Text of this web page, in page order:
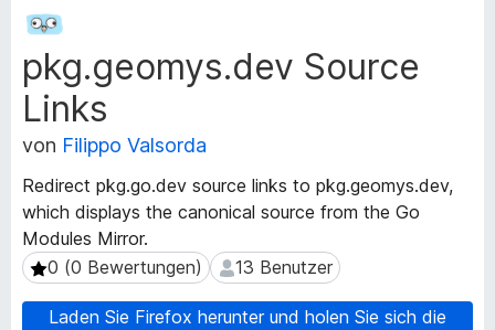
s
f
e
n
i
r
e
pkg.geomys.dev Source
Links
von Filippo Valsorda
Redirect pkg.go.dev source links to pkg.geomys.dev,
which displays the canonical source from the Go
Modules Mirror.
0 (0 Bewertungen)
0 (0 Bewertungen) 13 Benutzer
13 Benutzer
Laden Sie Firefox herunter und holen Sie sich die
M
e
t
a
a
t
e
n
z
u
r